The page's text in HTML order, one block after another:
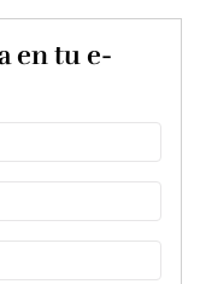
en tu e-